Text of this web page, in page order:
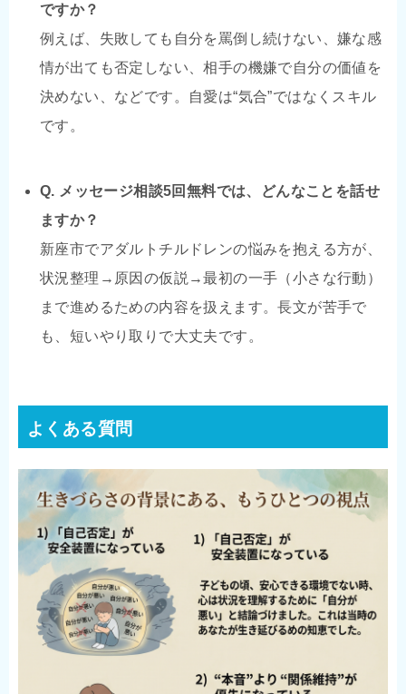
ですか？
例えば、失敗しても自分を罵倒し続けない、嫌な感
情が出ても否定しない、相手の機嫌で自分の価値を
決めない、などです。自愛は“気合”ではなくスキル
です。
Q. メッセージ相談5回無料では、どんなことを話せ
ますか？
新座市でアダルトチルドレンの悩みを抱える方が、
状況整理→原因の仮説→最初の一手（小さな行動）
まで進めるための内容を扱えます。長文が苦手で
も、短いやり取りで大丈夫です。
よくある質問